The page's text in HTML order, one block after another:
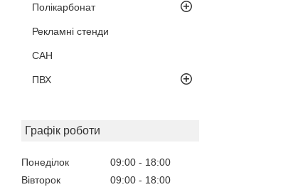
Полікарбонат
Рекламні стенди
САН
ПВХ
Графік роботи
Понеділок 09:00
18:00
Вівторок
09:00
18:00